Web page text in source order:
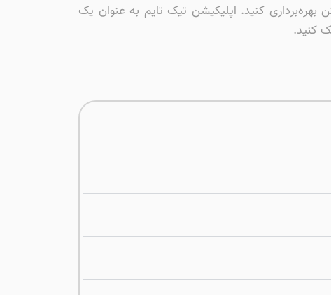
کنید. اپلیکیشن تیک تایم به عنوان یک
کنید.